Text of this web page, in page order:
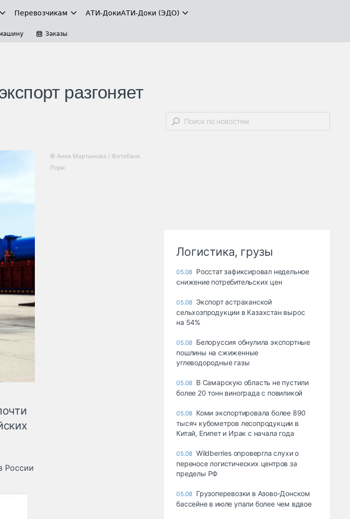
Перевозчикам АТИ-ДокиАТИ-Доки (ЭДО)
Заказы
разгоняет
© Анна Мартынова / Фотобанк
Лори
России
Логистика, грузы
05.08 Росстат зафиксировал недельное
снижение потребительских цен
05.08 Экспорт астраханской
сельхозпродукции в Казахстан вырос
на 54%
05.08 Белоруссия обнулила экспортные
пошлины на сжиженные
углеводородные газы
05.08 В Самарскую область не пустили
более 20 тонн винограда с повиликой
05.08 Коми экспортировала более 890
тысяч кубометров лесопродукции в
Китай, Египет и Ирак с начала года
05.08 Wildberries опровергла слухи о
переносе логистических центров за
пределы РФ
05.08 Грузоперевозки в Азово-Донском
бассейне в июле упали более чем вдвое